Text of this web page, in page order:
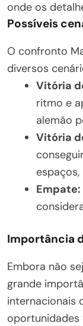
onde os
Possíveis
O confronto
diversos
Vitória
ritmo e
alemão
Vitória
Empate:
Importância
Embora não
grande
internacionais
oportunidades